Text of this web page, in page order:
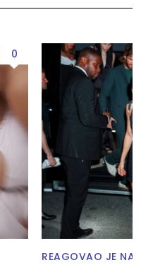
0
REAGOVAO JE NA